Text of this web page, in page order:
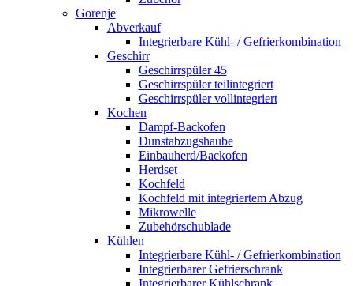
Gorenje
Abverkauf
Integrierbare Kühl- / Gefrierkombination
Geschirr
Geschirrspüler 45
Geschirrspüler teilintegriert
Geschirrspüler vollintegriert
Kochen
Dampf-Backofen
Dunstabzugshaube
Einbauherd/Backofen
Herdset
Kochfeld
Kochfeld mit integriertem Abzug
Mikrowelle
Zubehörschublade
Kühlen
Integrierbare Kühl- / Gefrierkombination
Integrierbarer Gefrierschrank
Integrierbarer Kühlschrank